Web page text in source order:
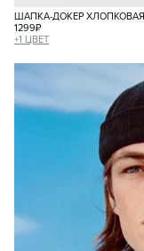
ШАПКА-ДОКЕР ХЛОПКОВАЯ
1299₽
+1 ЦВЕТ